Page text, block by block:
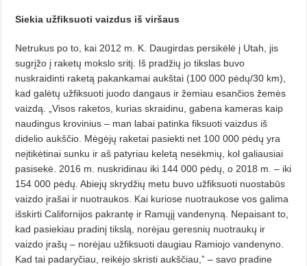
Siekia užfiksuoti vaizdus iš viršaus
Netrukus po to, kai 2012 m. K. Daugirdas persikėlė į Utah, jis
sugrį­žo į raketų mokslo sritį. Iš pradžių jo tikslas buvo
nuskraidinti raketą pa­kankamai aukštai (100 000 pėdų/30 km),
kad galėtų užfiksuoti juodo dangaus ir žemiau esančios žemės
vaiz­dą. „Visos raketos, kurias skraidinu, gabena kameras kaip
naudingus kro­vinius – man labai patinka fiksuoti vaizdus iš
didelio aukščio. Mėgėjų raketai pasiekti net 100 000 pėdų yra
neįtikėtinai sunku ir aš patyriau ke­letą nesėkmių, kol galiausiai
pasise­kė. 2016 m. nuskridinau iki 144 000 pėdų, o 2018 m. – iki
154 000 pėdų. Abie­jų skrydžių metu buvo užfiksuo­ti nuostabūs
vaizdo įrašai ir nuotraukos. Kai kuriose nuotraukose vos galima
išskirti Californijos pakrantę ir Ramųjį vandenyną. Nepaisant to,
kad pasiekiau pradinį tikslą, norėjau geresnių nuotraukų ir
vaizdo įrašų – norėjau užfiksuoti daugiau Ramiojo vandenyno.
Kad tai padaryčiau, rei­kėjo skristi aukščiau,” – savo pradine